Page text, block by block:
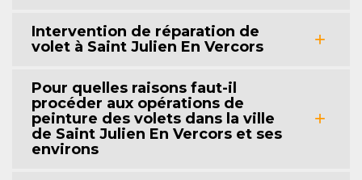
Intervention de réparation de
volet à Saint Julien En Vercors
Pour quelles raisons faut-il
procéder aux opérations de
peinture des volets dans la ville
de Saint Julien En Vercors et ses
environs